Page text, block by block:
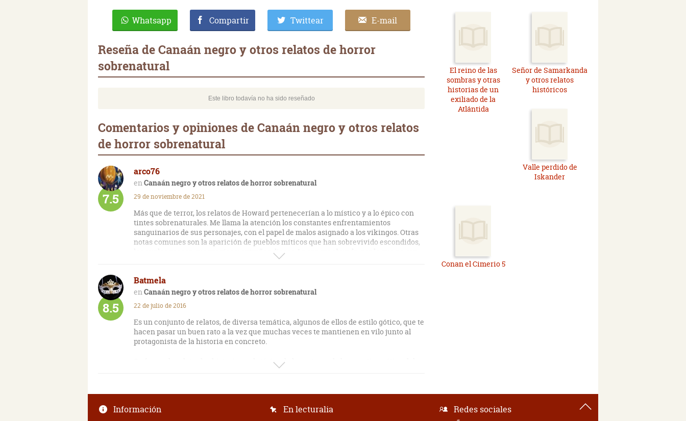
Whatsapp Compartir Twittear E-mail
Reseña de Canaán negro y otros relatos de horror
sobrenatural
Este libro todavía no ha sido reseñado
Comentarios y opiniones de Canaán negro y otros relatos
de horror sobrenatural
arco76
Canaán negro y otros relatos de horror sobrenatural
7.5 29 de noviembre de 2021
Más que de terror, los relatos de Howard pertenecerían a lo místico y a lo épico con
tintes sobrenaturales. Me llama la atención los constantes enfrentamientos
sanguinarios de sus personajes, con el papel de malos asignado a los vikingos. Otras
notas comunes son la aparición de pueblos míticos que han sobrevivido escondidos,
los cuales poseen sus propios y extraños dioses. La sangre abunda, por lo que no son
Batmela
Canaán negro y otros relatos de horror sobrenatural
8.5 22 de julio de 2016
Es un conjunto de relatos, de diversa temática, algunos de ellos de estilo gótico, que te
hacen pasar un buen rato a la vez que muchas veces te mantienen en vilo junto al
protagonista de la historia en concreto.
Su forma de relatar las historias es la típica de los autores de la narrativa gótica del
siglo XIX, con lugares oscuros, muchas veces aislados, que te transmiten el miedo
historias, utilizando un estilo limpio, que consigue contagiarte de las sensaciones de
El reino de las
sombras y otras
historias de un
exiliado de la
Atlántida
Señor de Samarkanda
y otros relatos
históricos
Valle perdido de
Iskander
Conan el Cimerio 5
Información En lecturalia Redes sociales